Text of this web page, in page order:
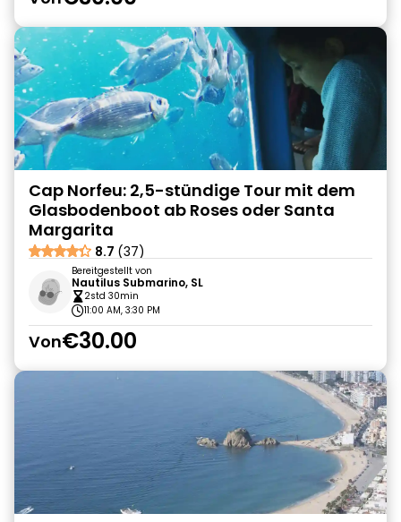
Cap Norfeu: 2,5-stündige Tour mit dem
Glasbodenboot ab Roses oder Santa
Margarita
8.7 (37)
Bereitgestellt von
Nautilus Submarino, SL
2std 30min
11:00 AM, 3:30 PM
Von€30.00